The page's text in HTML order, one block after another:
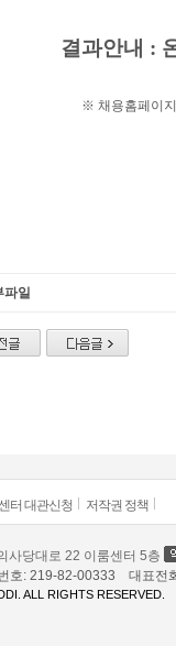
결과안내 :
※채용홈페이
파일
터 대관신청 저작권 정책
사당대로 22 이룸센터 5층
호: 219-82-00333 대표
ALL RIGHTS RESERVED.